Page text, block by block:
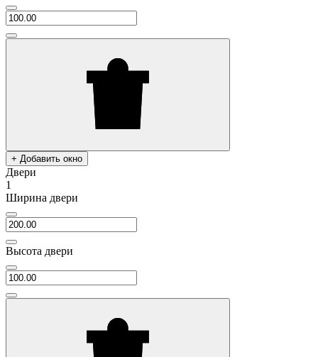
+ Добавить окно
Двери
1
Ширина двери
Высота двери